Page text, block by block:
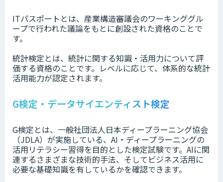
ITパスポートとは、産業構造審議会のワーキンググル
ープで行われた議論をもとに創設された資格のことで
す。
統計検定とは、統計に関する知識・活用力について評
価する資格のことです。レベルに応じて、体系的な統計
活用能力が認定されます。
G検定・データサイエンティスト検定
G検定とは、一般社団法人日本ディープラーニング協会
（JDLA）が実施している、AI・ディープラーニングの
活⽤リテラシー習得を目的とした検定試験です。AIに関
連するさまざまな技術的⼿法、そしてビジネス活⽤に
必要な基礎知識を有しているかを確認できます。